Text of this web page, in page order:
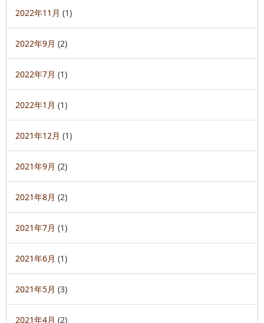
2022年11月 (1)
2022年9月 (2)
2022年7月 (1)
2022年1月 (1)
2021年12月 (1)
2021年9月 (2)
2021年8月 (2)
2021年7月 (1)
2021年6月 (1)
2021年5月 (3)
2021年4月 (2)